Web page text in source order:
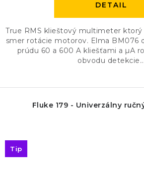
DETAIL
True RMS klieštový multimeter ktorý
smer rotácie motorov. Elma BM076
prúdu 60 a 600 A kliešťami a µA
obvodu detekcie...
Fluke 179 - Univerzálny
Tip